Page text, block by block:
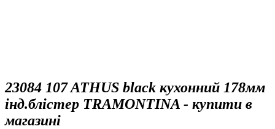
23084 107 ATHUS black кухонний 178мм
інд.блістер TRAMONTINA - купити в
магазині